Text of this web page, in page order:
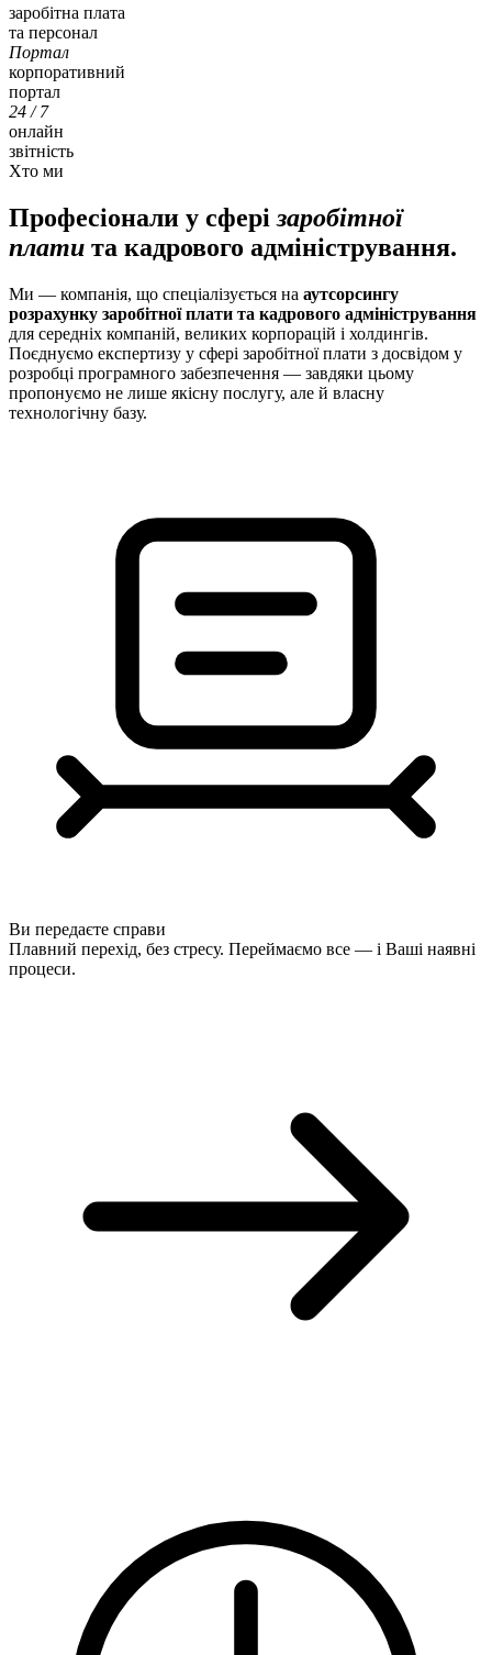
заробітна плата
та персонал
Портал
корпоративний
портал
24 / 7
онлайн
звітність
Хто ми
Професіонали у сферізаробітної
плати та кадрового адміністрування.
Ми — компанія, що спеціалізується на аутсорсингу
розрахунку заробітної плати та кадрового адміністрування
для середніх компаній, великих корпорацій і холдингів.
Поєднуємо експертизу у сфері заробітної плати з досвідом у
розробці програмного забезпечення — завдяки цьому
пропонуємо не лише якісну послугу, але й власну
технологічну базу.
Ви передаєте справи
Плавний перехід, без стресу. Переймаємо все — і Ваші наявні
процеси.